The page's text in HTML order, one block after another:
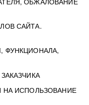
САЙТА.
ФУНКЦИОНАЛА,
НА ИСПОЛЬЗОВАНИЕ